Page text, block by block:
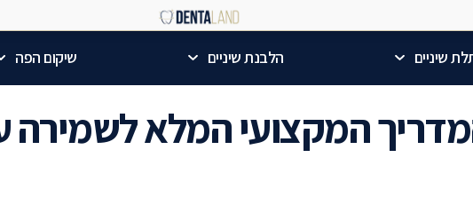
שיניים הלבנת שיניים שיקום הפה
המקצועי המלא לשמירה